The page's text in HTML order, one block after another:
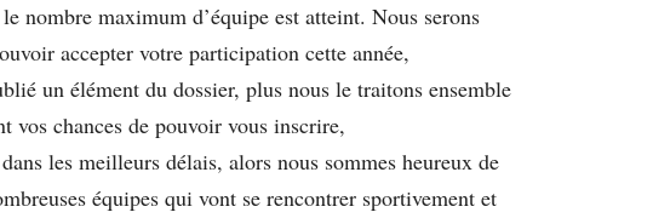
nombre maximum d’équipe est atteint. Nous serons
accepter votre participation cette année,
un élément du dossier, plus nous le traitons ensemble
vos chances de pouvoir vous inscrire,
les meilleurs délais, alors nous sommes heureux de
équipes qui vont se rencontrer sportivement et